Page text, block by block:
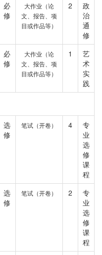
必
修
大作业（论
文、报告、项
目或作品等）
2
政
治
通
修
必
修
大作业（论
文、报告、项
目或作品等）
1
艺
术
实
践
选
修
笔试（开卷） 4
专
业
选
修
课
程
选
修
笔试（开卷） 2
专
业
选
修
课
程